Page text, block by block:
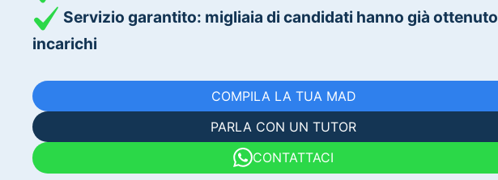
Servizio garantito: migliaia di candidati hanno già ottenuto
incarichi
COMPILA LA TUA MAD
PARLA CON UN TUTOR
CONTATTACI